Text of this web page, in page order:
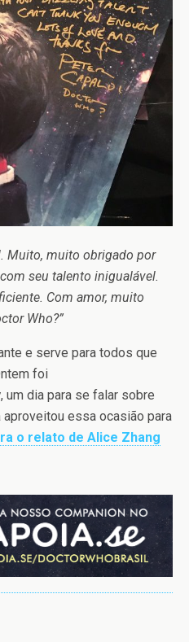
Muito, muito obrigado por
seu talento inigualável.
Com amor, muito
Who?”
e serve para todos que
foi
, um dia para se falar sobre
essa ocasião para
o relato de Alice Zhang